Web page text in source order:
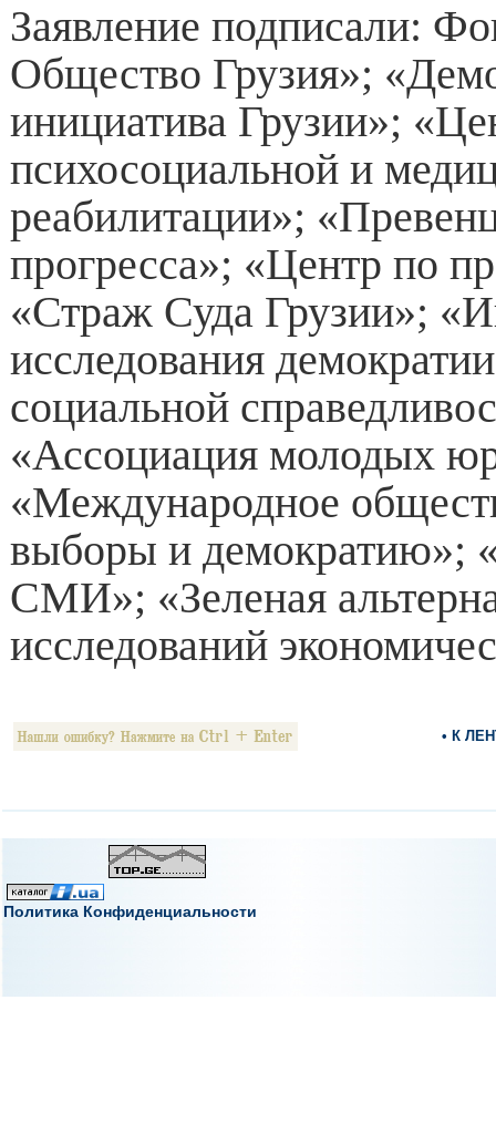
Заявление подписали:
Общество Грузия»;
инициатива Грузии»;
психосоциальной и
реабилитации»;
прогресса»; «Центр по
«Страж Суда Грузии»;
исследования
социальной
«Ассоциация молодых
«Международное
выборы и демократию»;
СМИ»; «Зеленая
исследований
• К
Политика Конфиденциальности